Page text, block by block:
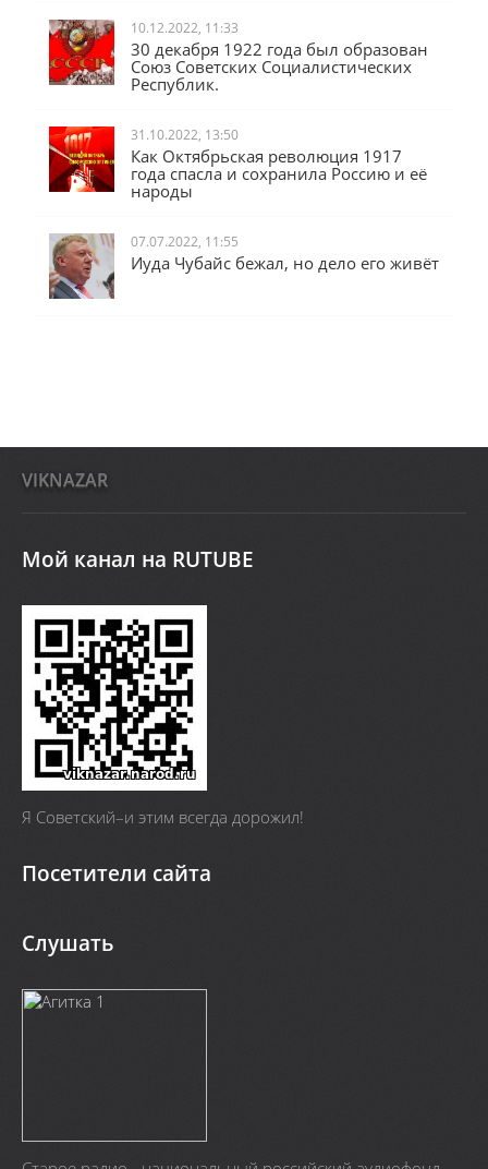
10.12.2022, 11:33
30 декабря 1922 года был образован
Союз Советских Социалистических
Республик.
31.10.2022, 13:50
Как Октябрьская революция 1917
года спасла и сохранила Россию и её
народы
07.07.2022, 11:55
Иуда Чубайс бежал, но дело его живёт
VIKNAZAR
Мой канал на RUTUBE
Я Cоветский–и этим всегда дорожил!
Посетители сайта
Слушать